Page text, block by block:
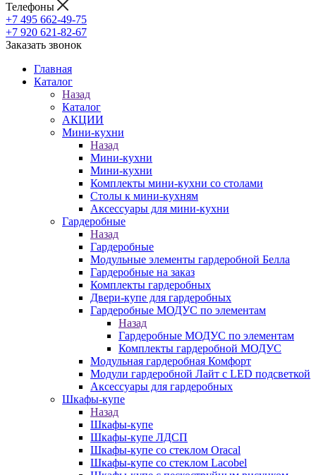
Телефоны
+7 495 662-49-75
+7 920 621-82-67
Заказать звонок
Главная
Каталог
Назад
Каталог
АКЦИИ
Мини-кухни
Назад
Мини-кухни
Мини-кухни
Комплекты мини-кухни со столами
Столы к мини-кухням
Аксессуары для мини-кухни
Гардеробные
Назад
Гардеробные
Модульные элементы гардеробной Белла
Гардеробные на заказ
Комплекты гардеробных
Двери-купе для гардеробных
Гардеробные МОДУС по элементам
Назад
Гардеробные МОДУС по элементам
Комплекты гардеробной МОДУС
Модульная гардеробная Комфорт
Модули гардеробной Лайт с LED подсветкой
Аксессуары для гардеробных
Шкафы-купе
Назад
Шкафы-купе
Шкафы-купе ЛДСП
Шкафы-купе со стеклом Oracal
Шкафы-купе со стеклом Lacobel